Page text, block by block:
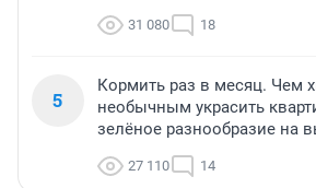
31 080 18
5
Кормить раз в месяц. Чем
необычным украсить
зелёное разнообразие на
27 110 14